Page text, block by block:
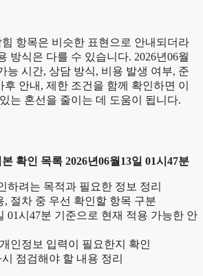
항목은 비슷한 표현으로 안내되더라
방식은 다를 수 있습니다. 2026년06월
능 시간, 상담 방식, 비용 발생 여부, 준
안내, 제한 조건을 함께 확인하면 이
는 혼선을 줄이는 데 도움이 됩니다.
확인 목록 2026년06월13일 01시47분
하려는 목적과 필요한 정보 정리
, 절차 중 우선 확인할 항목 구분
01시47분 기준으로 현재 적용 가능한 안
인정보 입력이 필요한지 확인
점검해야 할 내용 정리